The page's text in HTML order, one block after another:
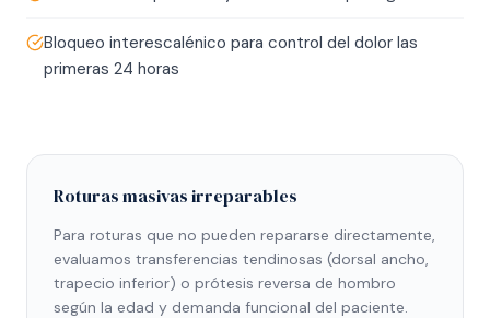
Bloqueo interescalénico para control del dolor las
primeras 24 horas
Roturas masivas irreparables
Para roturas que no pueden repararse directamente,
evaluamos transferencias tendinosas (dorsal ancho,
trapecio inferior) o prótesis reversa de hombro
según la edad y demanda funcional del paciente.